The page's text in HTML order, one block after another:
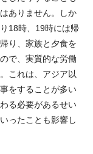
ありません。しか
18時、19時には帰
り、家族と夕食を
で、実質的な労働
これは、アジア以
をすることが多い
る必要があるせい
ったことも影響し